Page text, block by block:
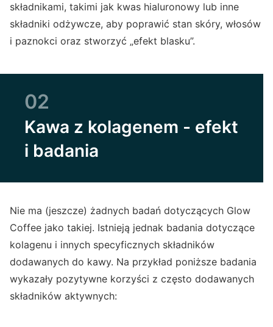
składnikami, takimi jak kwas hialuronowy lub inne
składniki odżywcze, aby poprawić stan skóry, włosów
i paznokci oraz stworzyć „efekt blasku”.
02
Kawa z kolagenem - efekt
i badania
Nie ma (jeszcze) żadnych badań dotyczących Glow
Coffee jako takiej. Istnieją jednak badania dotyczące
kolagenu i innych specyficznych składników
dodawanych do kawy. Na przykład poniższe badania
wykazały pozytywne korzyści z często dodawanych
składników aktywnych: